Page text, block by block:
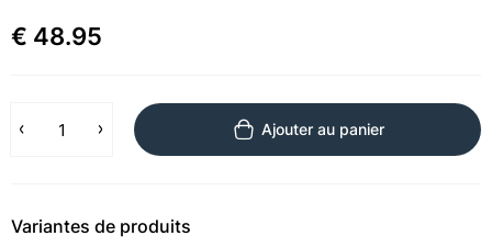
€ 48.95
Ajouter au panier
Variantes de produits